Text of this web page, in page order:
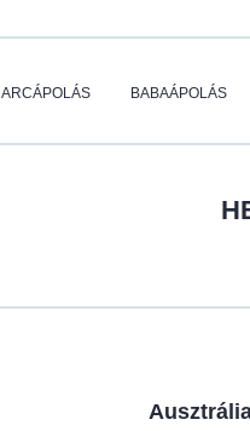
ARCÁPOLÁS BABAÁPOLÁS